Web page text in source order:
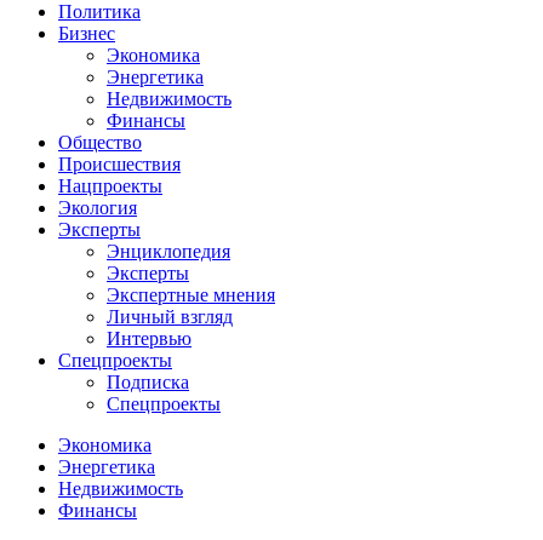
Политика
Бизнес
Экономика
Энергетика
Недвижимость
Финансы
Общество
Происшествия
Нацпроекты
Экология
Эксперты
Энциклопедия
Эксперты
Экспертные мнения
Личный взгляд
Интервью
Спецпроекты
Подписка
Спецпроекты
Экономика
Энергетика
Недвижимость
Финансы